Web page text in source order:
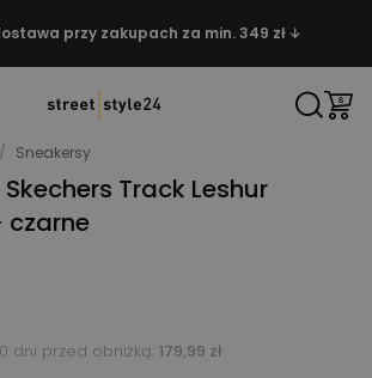
przy zakupach za min. 349 zł ↓
/ Sneakersy
Track Leshur
czarne
dni przed obniżką: 179,99 zł